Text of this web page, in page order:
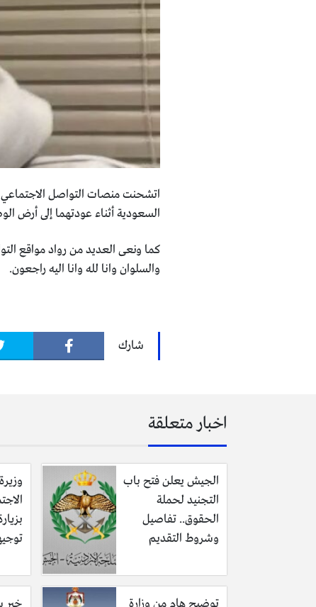
اتشحنت منصات التواصل الاجتماعي
السعودية أثناء عودتهما إلى أرض
كما ونعى العديد من رواد مواقع
والسلوان وانا لله وانا اليه راجعون.
شارك
اخبار متعلقة
الجيش يعلن فتح باب
التجنيد لحملة
الحقوق.. تفاصيل
وشروط التقديم
توضيح هام من وزارة
خبر